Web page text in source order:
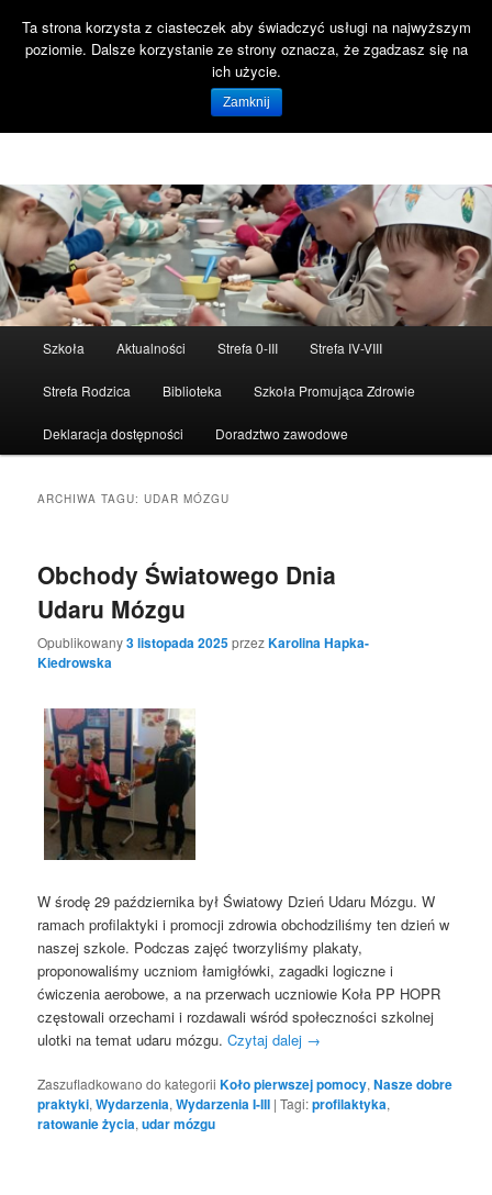
Witaj na stronie SP47 Gdańsk!
główne
Przeskocz
do
tekstu
Przeskocz
do
widgetów
Szkoła Aktualności Strefa 0-III Strefa IV-VIII
Strefa Rodzica Biblioteka Szkoła Promująca Zdrowie
Deklaracja dostępności Doradztwo zawodowe
ARCHIWA TAGU:UDAR MÓZGU
Obchody Światowego Dnia
Udaru Mózgu
Opublikowany3 listopada 2025przezKarolina Hapka-
Kiedrowska
W środę 29 października był Światowy Dzień Udaru Mózgu. W
ramach profilaktyki i promocji zdrowia obchodziliśmy ten dzień w
naszej szkole. Podczas zajęć tworzyliśmy plakaty,
proponowaliśmy uczniom łamigłówki, zagadki logiczne i
ćwiczenia aerobowe, a na przerwach uczniowie Koła PP HOPR
częstowali orzechami i rozdawali wśród społeczności szkolnej
ulotki na temat udaru mózgu.Czytaj dalej →
Zaszufladkowano do kategorii Koło pierwszej pomocy,Nasze dobre
praktyki,Wydarzenia,Wydarzenia I-III |Tagi:profilaktyka,
ratowanie życia,udar mózgu
Ta strona korzysta z ciasteczek aby świadczyć usługi na najwyższym
poziomie. Dalsze korzystanie ze strony oznacza, że zgadzasz się na
ich użycie.
Zamknij